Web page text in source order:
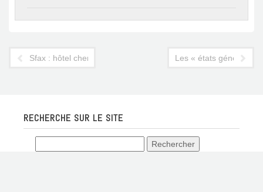
Sfax : hôtel cherche locataire désespérémentLes « états généraux
RECHERCHE SUR LE SITE